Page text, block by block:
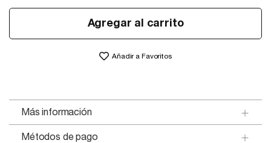
Agregar al carrito
Añadir a Favoritos
Más información
Métodos de pago